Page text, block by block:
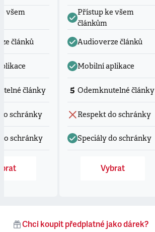
všem
článků
články
schránky
schránky
Přístup ke všem
článkům
Audioverze článků
Mobilní aplikace
5 Odemknutelné články
Respekt do schránky
Speciály do schránky
Vybrat
Chci koupit předplatné jako dárek?